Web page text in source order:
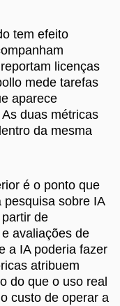
tem efeito
licenças
mede tarefas
aparece
duas métricas
da mesma
é o ponto que
pesquisa sobre IA
de
avaliações de
a IA poderia fazer
atribuem
do que o uso real
custo de operar a